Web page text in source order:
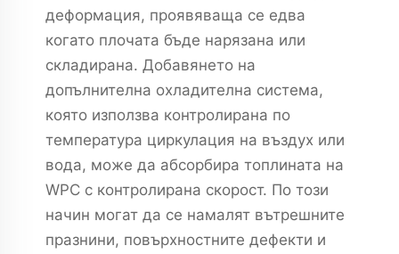
деформация, проявяваща се едва
когато плочата бъде нарязана или
складирана. Добавянето на
допълнителна охладителна система,
която използва контролирана по
температура циркулация на въздух или
вода, може да абсорбира топлината на
WPC с контролирана скорост. По този
начин могат да се намалят вътрешните
празнини, повърхностните дефекти и